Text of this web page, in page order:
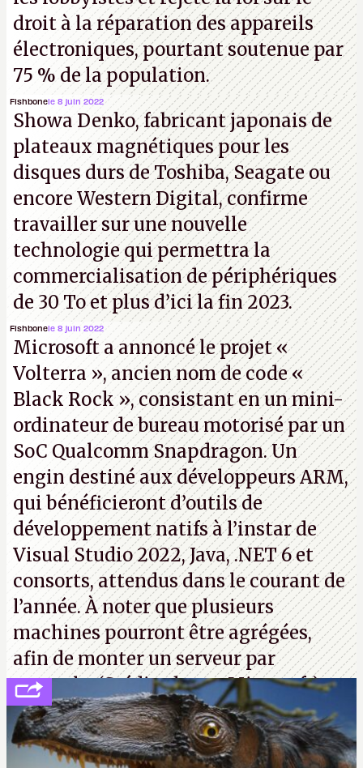
droit à la réparation des appareils
électroniques, pourtant soutenue par
75 % de la population.
Fishbonele 8 juin 2022
Showa Denko, fabricant japonais de
plateaux magnétiques pour les
disques durs de Toshiba, Seagate ou
encore Western Digital, confirme
travailler sur une nouvelle
technologie qui permettra la
commercialisation de périphériques
de 30 To et plus d’ici la fin 2023.
Fishbonele 8 juin 2022
Microsoft a annoncé le projet «
Volterra », ancien nom de code «
Black Rock », consistant en un mini-
ordinateur de bureau motorisé par un
SoC Qualcomm Snapdragon. Un
engin destiné aux développeurs ARM,
qui bénéficieront d’outils de
développement natifs à l’instar de
Visual Studio 2022, Java, .NET 6 et
consorts, attendus dans le courant de
l’année. À noter que plusieurs
machines pourront être agrégées,
afin de monter un serveur par
exemple. (Crédit photo : Microsoft)